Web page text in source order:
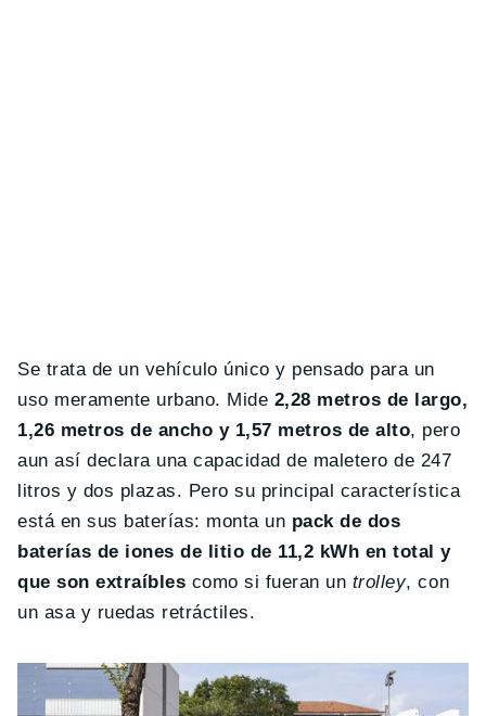
Se trata de un vehículo único y pensado para un
uso meramente urbano. Mide 2,28 metros de largo,
1,26 metros de ancho y 1,57 metros de alto, pero
aun así declara una capacidad de maletero de 247
litros y dos plazas. Pero su principal característica
está en sus baterías: monta un pack de dos
baterías de iones de litio de 11,2 kWh en total y
que son extraíbles como si fueran un trolley, con
un asa y ruedas retráctiles.